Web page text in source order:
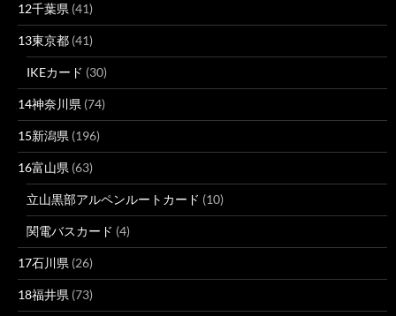
12千葉県 (41)
13東京都 (41)
IKEカード (30)
14神奈川県 (74)
15新潟県 (196)
16富山県 (63)
立山黒部アルペンルートカード (10)
関電バスカード (4)
17石川県 (26)
18福井県 (73)